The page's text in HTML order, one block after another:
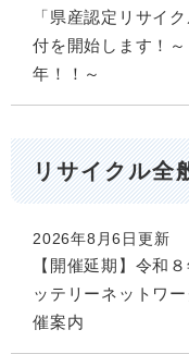
「県産認定リサイ
付を開始します！
年！！～
リサイクル全
2026年8月6日更新
【開催延期】令和
ッテリーネットワ
催案内